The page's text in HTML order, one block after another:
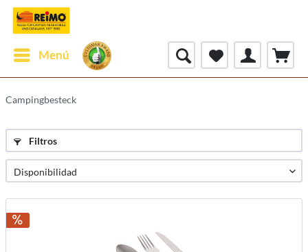
Menú
Campingbesteck
Filtros